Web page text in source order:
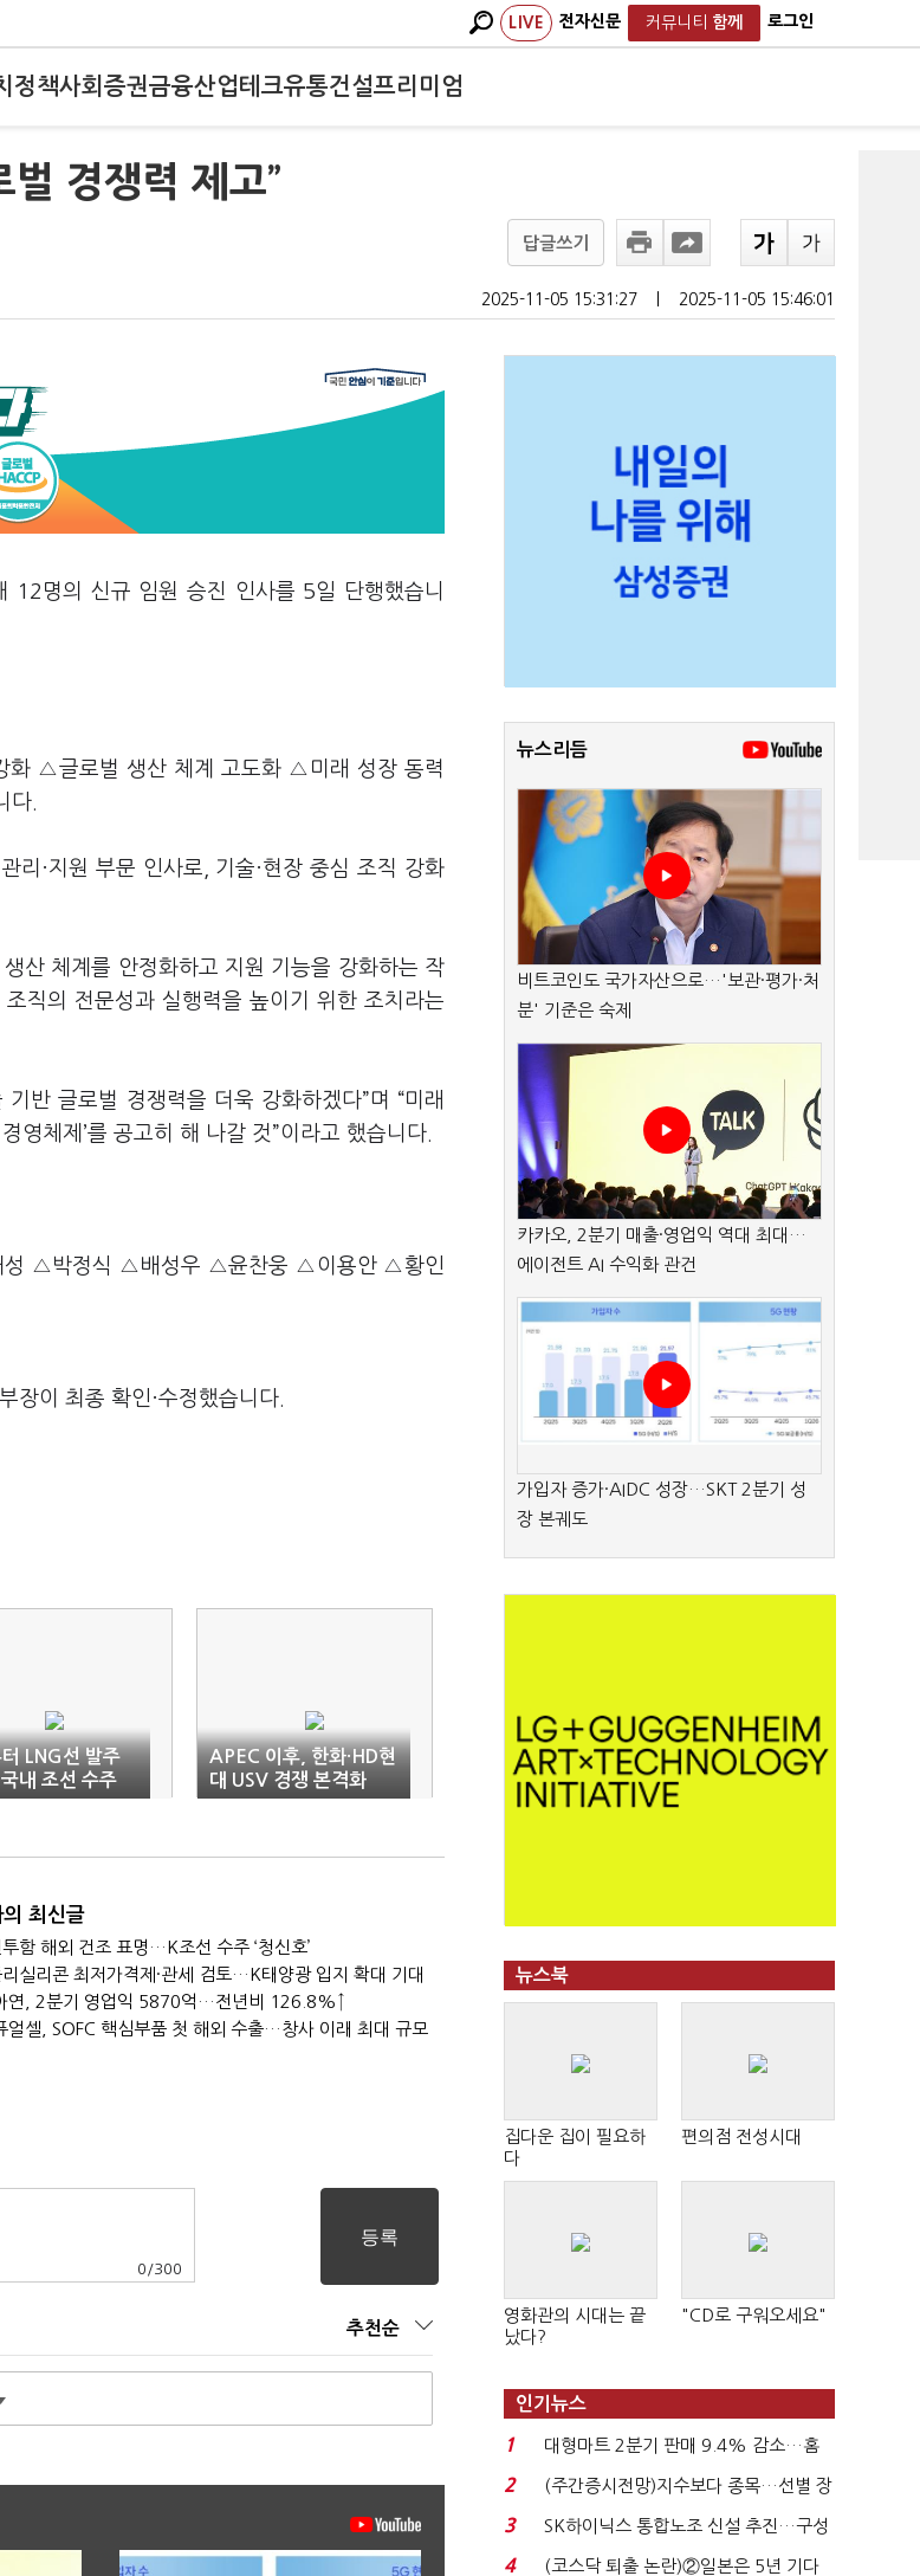
LIVE 전자신문 커뮤니티 함께 로그인
정책사회 증권금융산업테크유통건설프리미엄
경쟁력 제고”
답글쓰기
2025-11-05 15:31:27 2025-11-05 15:46:01
12명의 신규 임원 승진 인사를 5일 단행했습니
화 △글로벌 생산 체계 고도화 △미래 성장 동력
다.
리·지원 부문 인사로, 기술·현장 중심 조직 강화
산 체계를 안정화하고 지원 기능을 강화하는 작
직의 전문성과 실행력을 높이기 위한 조치라는
반 글로벌 경쟁력을 더욱 강화하겠다”며 “미래
영체제’를 공고히 해 나갈 것”이라고 했습니다.
△박정식 △배성우 △윤찬웅 △이용안 △황인
장이 최종 확인·수정했습니다.
LNG선 발주
내 조선 수주
APEC 이후, 한화·HD현
대 USV 경쟁 본격화
최신글
함 해외 건조 표명…K조선 수주 ‘청신호’
실리콘 최저가격제·관세 검토…K태양광 입지 확대 기대
연, 2분기 영업익 5870억…전년비 126.8%↑
얼셀, SOFC 핵심부품 첫 해외 수출…창사 이래 최대 규모
0 /300
추천순
뉴스리듬
비트코인도 국가자산으로…'보관·평가·처
분' 기준은 숙제
카카오, 2분기 매출·영업익 역대 최대…
에이전트 AI 수익화 관건
가입자 증가·AIDC 성장…SKT 2분기 성
장 본궤도
뉴스북
집다운 집이 필요하
다
편의점 전성시대
영화관의 시대는 끝
났다?
"CD로 구워오세요"
인기뉴스
1
대형마트 2분기 판매 9.4% 감소…홈
플러스 사태 여파...
2
(주간증시전망)지수보다 종목…선별 장
세 이어진다...
3
SK하이닉스 통합노조 신설 추진…구성
원 간 성과급 불...
4
(코스닥 퇴출 논란)②일본은 5년 기다